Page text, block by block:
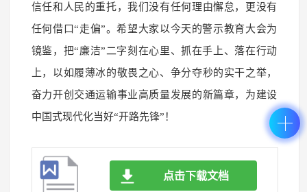
信任和人民的重托，我们没有任何理由懈怠，更没有
任何借口“走偏”。希望大家以今天的警示教育大会为
镜鉴，把“廉洁”二字刻在心里、抓在手上、落在行动
上，以如履薄冰的敬畏之心、争分夺秒的实干之举，
奋力开创交通运输事业高质量发展的新篇章，为建设
中国式现代化当好“开路先锋”！
点击下载文档